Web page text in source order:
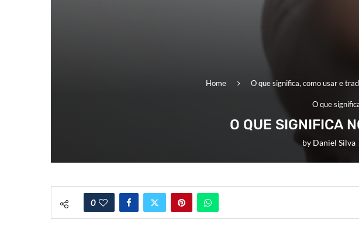
Home O que significa, como usar e
O que
O QUE SIGNIFICA
by Daniel Silva
0